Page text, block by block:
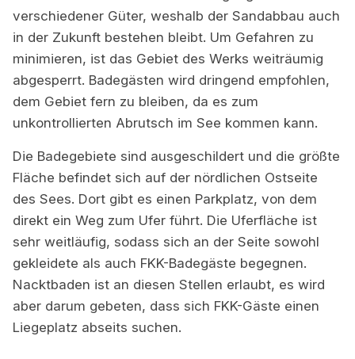
verschiedener Güter, weshalb der Sandabbau auch
in der Zukunft bestehen bleibt. Um Gefahren zu
minimieren, ist das Gebiet des Werks weiträumig
abgesperrt. Badegästen wird dringend empfohlen,
dem Gebiet fern zu bleiben, da es zum
unkontrollierten Abrutsch im See kommen kann.
Die Badegebiete sind ausgeschildert und die größte
Fläche befindet sich auf der nördlichen Ostseite
des Sees. Dort gibt es einen Parkplatz, von dem
direkt ein Weg zum Ufer führt. Die Uferfläche ist
sehr weitläufig, sodass sich an der Seite sowohl
gekleidete als auch FKK-Badegäste begegnen.
Nacktbaden ist an diesen Stellen erlaubt, es wird
aber darum gebeten, dass sich FKK-Gäste einen
Liegeplatz abseits suchen.